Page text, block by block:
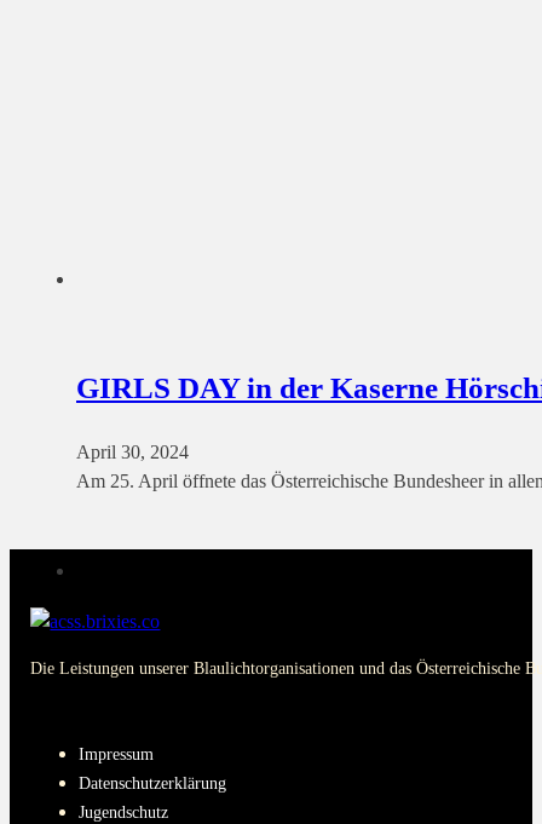
GIRLS DAY in der Kaserne
April 30, 2024
Am 25. April öffnete das Österreichische Bundesheer in
Die Leistungen unserer Blaulichtorganisationen und das Österreichische
Impressum
Datenschutzerklärung
Jugendschutz